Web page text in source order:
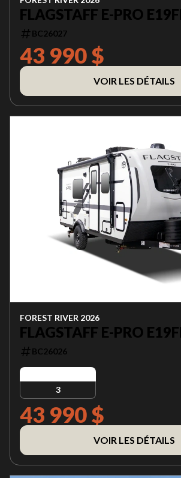
FLAGSTAFF E-PRO
BC26027
43 990 $
VOIR LES DÉTAILS
FOREST RIVER 2026
FLAGSTAFF E-PRO
BC26026
3
43 990 $
VOIR LES DÉTAILS